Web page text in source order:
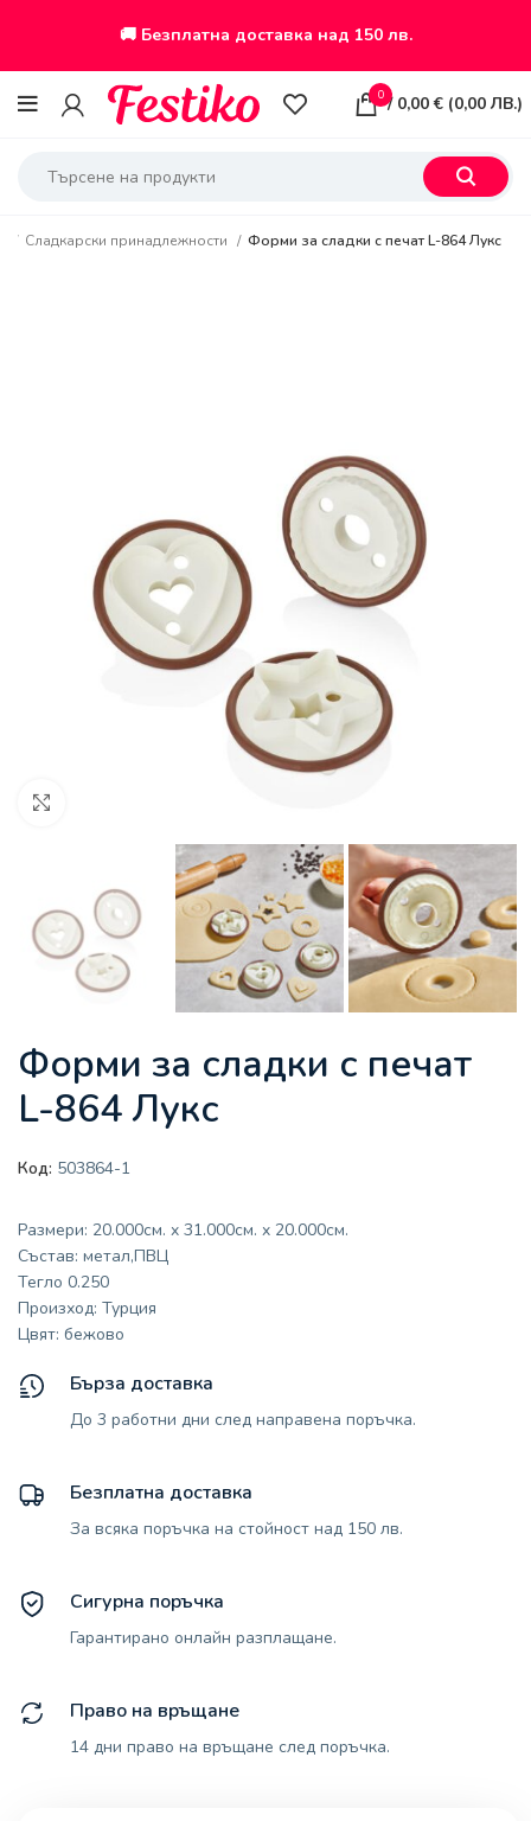
🚚 Безплатна доставка над 150 лв.
0 / 0,00€ (0,00 ЛВ.)
Сладкарски принадлежности Форми за сладки с печат L-864 Лукс
Форми за сладки с печат
L-864 Лукс
Код: 503864-1
Размери: 20.000см. x 31.000см. x 20.000см.
Състав: метал,ПВЦ
Тегло 0.250
Произход: Турция
Цвят: бежово
Бърза доставка
До 3 работни дни след направена поръчка.
Безплатна доставка
За всяка поръчка на стойност над 150 лв.
Сигурна поръчка
Гарантирано онлайн разплащане.
Право на връщане
14 дни право на връщане след поръчка.